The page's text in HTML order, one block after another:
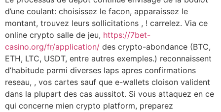
d’une coulant: choisissez le facon, apparaissez le
montant, trouvez leurs sollicitations , ! carrelez. Via ce
online crypto salle de jeu, https://7bet-
casino.org/fr/application/ des crypto-abondance (BTC,
ETH, LTC, USDT, entre autres exemples.) reconnaissent
d’habitude parmi diverses laps apres confirmations
reseau, , vos cartes sauf que e-wallets cloison valident
dans la plupart des cas aussitot. Si vous attaquez en ce
qui concerne mien crypto platform, preparez